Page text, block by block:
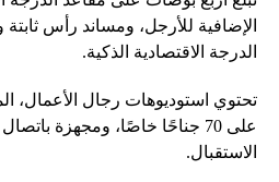
الإضافية للأرجل، ومساند رأس
الدرجة الاقتصادية الذكية.
تحتوي استوديوهات رجال الأعمال،
على 70 جناحًا خاصًا، ومجهزة
الاستقبال.